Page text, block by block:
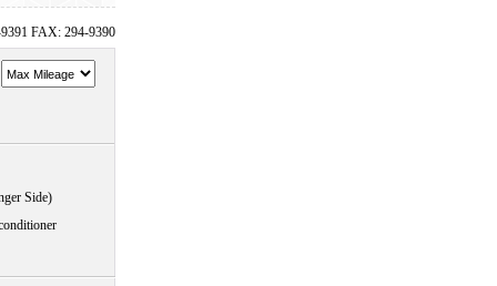
FAX: 294-9390
Side)